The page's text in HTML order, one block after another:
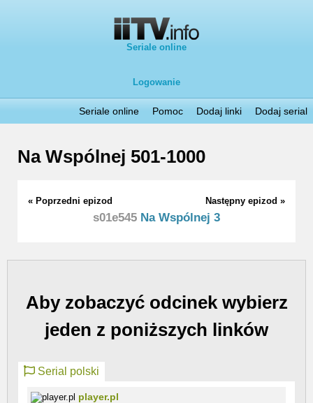
Seriale online
Logowanie
Seriale online Pomoc Dodaj linki Dodaj serial
Na Wspólnej 501-1000
« Poprzedni epizod Następny epizod »
s01e545 Na Wspólnej 3
Aby zobaczyć odcinek wybierz
jeden z poniższych linków
Serial polski
player.pl